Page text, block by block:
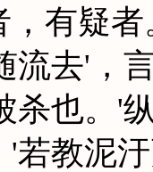
，有疑
流去'，
杀也。'
'若教泥